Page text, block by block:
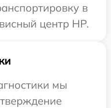
в
центр HP.
мы